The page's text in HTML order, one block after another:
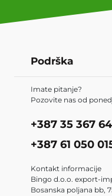
Podrška
Imate pitanje?
Pozovite nas od
+387 35 367
+387 61 050
Kontakt informacije
Bingo d.o.o. export-
Bosanska poljana bb,